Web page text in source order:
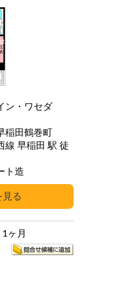
ン・ワセダ
稲田鶴巻町
稲田 駅 徒
ト造
1ヶ月